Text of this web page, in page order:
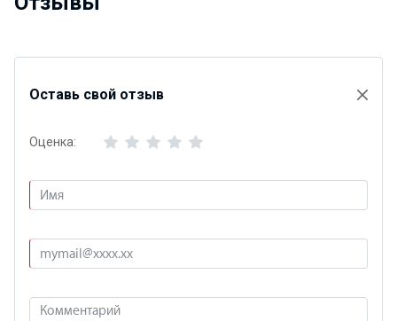
Оставь свой отзыв
Оценка: